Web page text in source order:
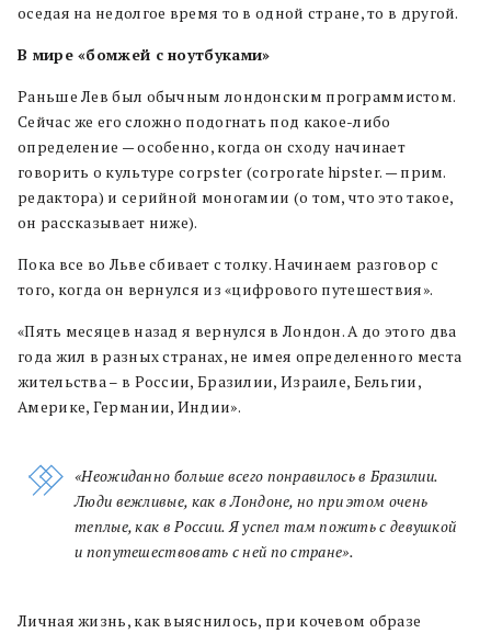
оседая на недолгое время то в одной стране, то в другой.
В мире «бомжей с ноутбуками»
Раньше Лев был обычным лондонским программистом.
Сейчас же его сложно подогнать под какое-либо
определение — особенно, когда он сходу начинает
говорить о культуре corpster (corporate hipster. — прим.
редактора) и серийной моногамии (о том, что это такое,
он рассказывает ниже).
Пока все во Льве сбивает с толку. Начинаем разговор с
того, когда он вернулся из «цифрового путешествия».
«Пять месяцев назад я вернулся в Лондон. А до этого два
года жил в разных странах, не имея определенного места
жительства – в России, Бразилии, Израиле, Бельгии,
Америке, Германии, Индии».
«Неожиданно больше всего понравилось в Бразилии.
Люди вежливые, как в Лондоне, но при этом очень
теплые, как в России. Я успел там пожить с девушкой
и попутешествовать с ней по стране».
Личная жизнь, как выяснилось, при кочевом образе